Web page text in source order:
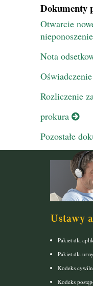
Dokumenty
Otwarcie
Nota
Rozliczenie
prokura
Pozostałe
Ustawy
Pakiet dla
Pakiet dla
Kodeks
Kodeks